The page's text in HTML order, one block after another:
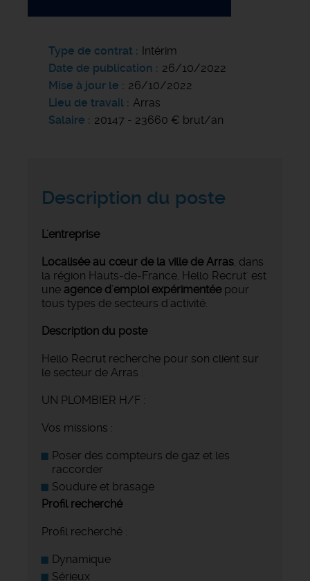
Type de contrat
Intérim
Date de publication
26/10/2022
Mise à jour le
26/10/2022
Lieu de travail
Arras
Salaire
20147 - 23660 € brut/an
Description du poste
L'entreprise
Localisée au cœur de la ville de Arras , dans
la région Hauts-de-France, Hello Recrut' est
une agence d'emploi expérimentéepour
tous types de secteurs d'activité.
Description du poste
Hello Recrut recherche pour son client sur
le secteur de Arras :
UN PLOMBIER H/F :
Vos missions :
Poser des compteurs de gaz et les
raccorder
Soudure et brasage
Profil recherché
Profil recherché :
Dynamique
Sérieux